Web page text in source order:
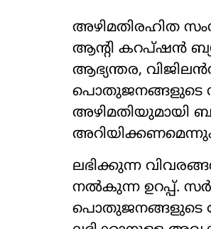
അഴിമതിരഹിത
ആന്‍റി കറപ്ഷൻ
ആഭ്യന്തര,
പൊതുജനങ്ങളുടെ
അഴിമതിയുമായി
ലഭിക്കുന്ന
നൽകുന്ന ഉറപ്പ്.
പൊതുജനങ്ങളുടെ